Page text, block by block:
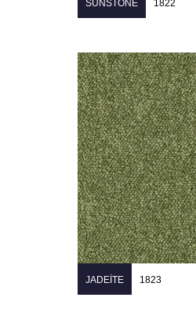
SUNSTONE 1822
JADEITE 1823